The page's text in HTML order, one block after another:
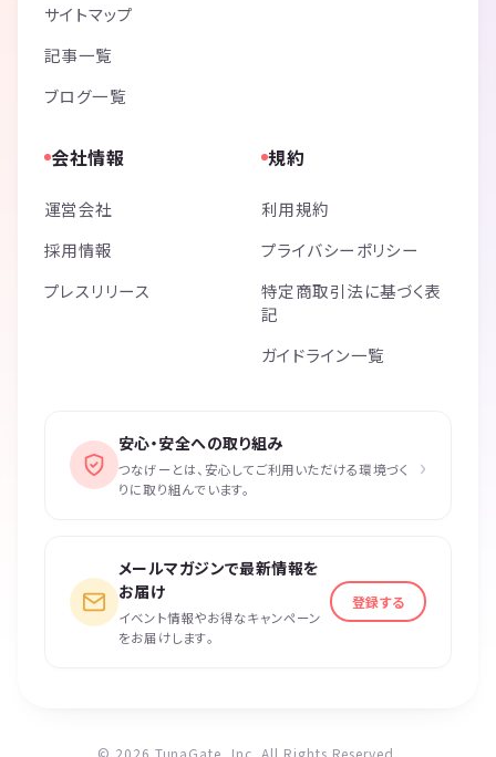
サイトマップ
記事一覧
ブログ一覧
会社情報
運営会社
採用情報
プレスリリース
規約
利用規約
プライバシーポリシー
特定商取引法に基づく表
記
ガイドライン一覧
安心・安全への取り組み
つなげーとは、安心してご利用いただける環境づく
りに取り組んでいます。
›
メールマガジンで最新情報を
お届け
イベント情報やお得なキャンペーン
をお届けします。
登録する
© 2026 TunaGate, Inc. All Rights Reserved.